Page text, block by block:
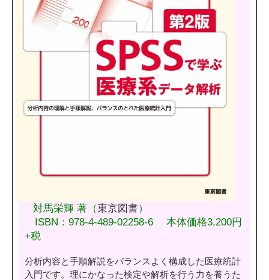
対馬栄輝 著（東京図書）
ISBN：978-4-489-02258-6 本体価格3,200円
+税
分析内容と手順解説をバランスよく構成した医療統計
入門です。理にかなった検定や解析を行う力を養うた